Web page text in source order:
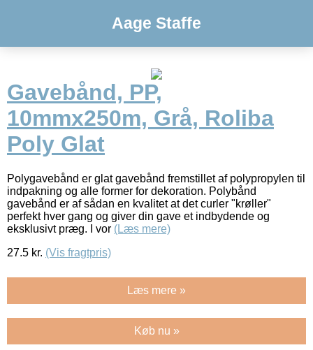
Aage Staffe
Gavebånd, PP,
10mmx250m, Grå, Roliba
Poly Glat
Polygavebånd er glat gavebånd fremstillet af polypropylen til
indpakning og alle former for dekoration. Polybånd
gavebånd er af sådan en kvalitet at det curler "krøller"
perfekt hver gang og giver din gave et indbydende og
eksklusivt præg. I vor (Læs mere)
27.5 kr. (Vis fragtpris)
Læs mere »
Køb nu »